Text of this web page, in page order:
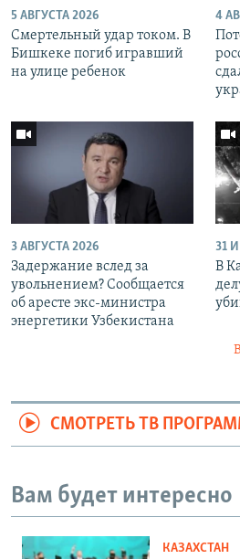
5 АВГУСТА 2026
Смертельный удар током. В
Бишкеке погиб игравший
на улице ребенок
4
3 АВГУСТА 2026
Задержание вслед за
увольнением? Сообщается
об аресте экс-министра
энергетики Узбекистана
31
В
СМОТРЕТЬ ТВ
Вам будет интересно
КАЗАХСТАН